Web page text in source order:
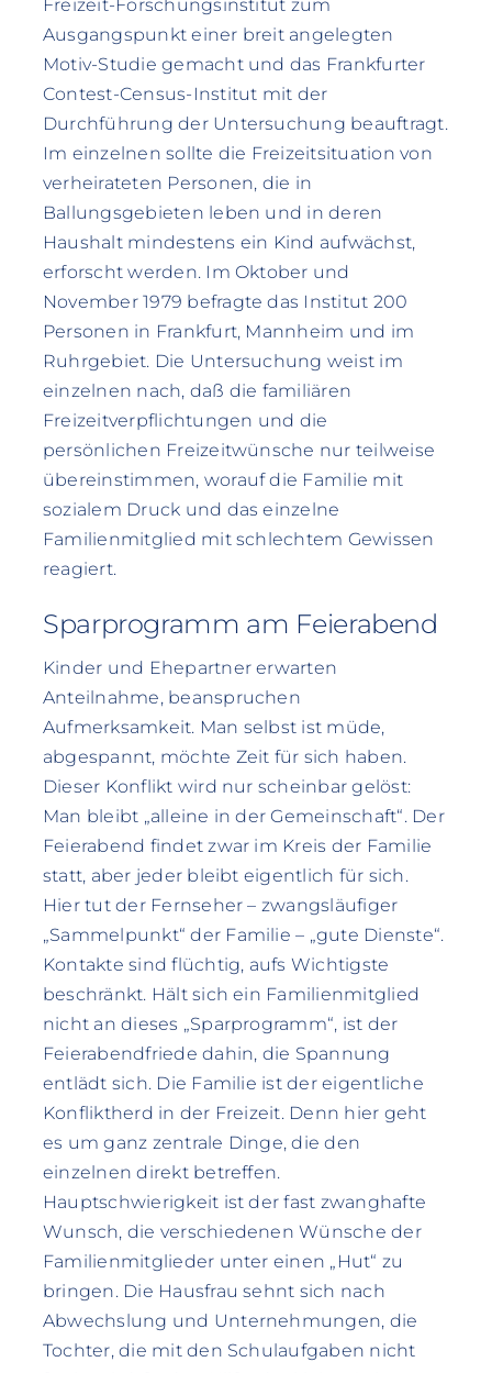
Freizeit-Forschungsinstitut zum
Ausgangspunkt einer breit angelegten
Motiv-Studie gemacht und das Frankfurter
Contest-Census-Institut mit der
Durchführung der Untersuchung beauftragt.
Im einzelnen sollte die Freizeitsituation von
verheirateten Personen, die in
Ballungsgebieten leben und in deren
Haushalt mindestens ein Kind aufwächst,
erforscht werden. Im Oktober und
November 1979 befragte das Institut 200
Personen in Frankfurt, Mannheim und im
Ruhrgebiet. Die Untersuchung weist im
einzelnen nach, daß die familiären
Freizeitverpflichtungen und die
persönlichen Freizeitwünsche nur teilweise
übereinstimmen, worauf die Familie mit
sozialem Druck und das einzelne
Familienmitglied mit schlechtem Gewissen
reagiert.
Sparprogramm am Feierabend
Kinder und Ehepartner erwarten
Anteilnahme, beanspruchen
Aufmerksamkeit. Man selbst ist müde,
abgespannt, möchte Zeit für sich haben.
Dieser Konflikt wird nur scheinbar gelöst:
Man bleibt „alleine in der Gemeinschaft“. Der
Feierabend findet zwar im Kreis der Familie
statt, aber jeder bleibt eigentlich für sich.
Hier tut der Fernseher – zwangsläufiger
„Sammelpunkt“ der Familie – „gute Dienste“.
Kontakte sind flüchtig, aufs Wichtigste
beschränkt. Hält sich ein Familienmitglied
nicht an dieses „Sparprogramm“, ist der
Feierabendfriede dahin, die Spannung
entlädt sich. Die Familie ist der eigentliche
Konfliktherd in der Freizeit. Denn hier geht
es um ganz zentrale Dinge, die den
einzelnen direkt betreffen.
Hauptschwierigkeit ist der fast zwanghafte
Wunsch, die verschiedenen Wünsche der
Familienmitglieder unter einen „Hut“ zu
bringen. Die Hausfrau sehnt sich nach
Abwechslung und Unternehmungen, die
Tochter, die mit den Schulaufgaben nicht